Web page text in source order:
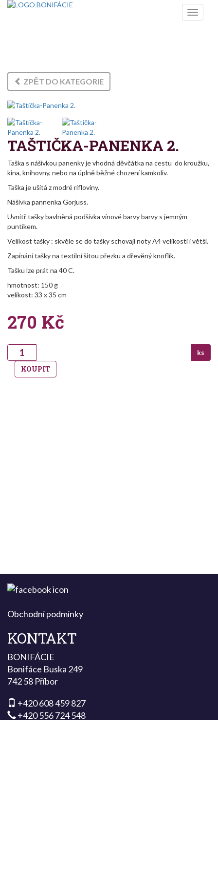
Toggle
ZPĚT DO KATEGORIE
TAŠTIČKA-PANENKA 2.
Taška s nášivkou panenky je vhodná děvčátka na cestu do kroužku,
kina, knihovny, nebo na úplně běžné chození kamkoliv.
Taška je ušitá z modré rifloviny.
Nášivka pannenka Gorjuss.
Uvnitř tašky bavlněná podšívka vínové barvy barvy s jemným
puntíkem.
Velikost tašky : skvěle se do tašky schovají noty A4 velikosti i větší.
Zapínání tašky na textilní šitou přezku a dřevěný knoflík.
Tašku lze prát na 40 C.
hmotnost: 150 g
velikost: 33 x 35 cm
270 Kč
ks
KOUPIT
Obchodní podmínky
KONTAKT
BONIFÁCIE
Bonifáce Buska 249
742 58 Příbor
+420 608 459 827
+420 556 724 548